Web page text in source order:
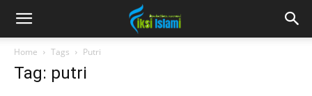
fiksiislami.com
Home Tags Putri
Tag: putri